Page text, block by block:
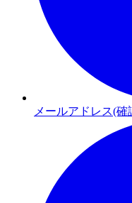
メールアドレス(